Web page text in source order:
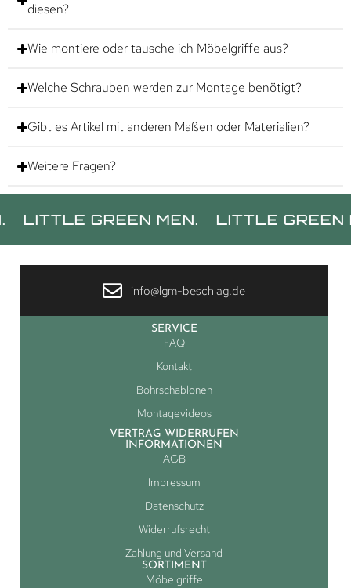
diesen?
Wie montiere oder tausche ich Möbelgriffe aus?
Welche Schrauben werden zur Montage benötigt?
Gibt es Artikel mit anderen Maßen oder Materialien?
Weitere Fragen?
GREEN MEN. LITTLE GREEN MEN.
info@lgm-beschlag.de
SERVICE
FAQ
Kontakt
Bohrschablonen
Montagevideos
VERTRAG WIDERRUFEN
INFORMATIONEN
AGB
Impressum
Datenschutz
Widerrufsrecht
Zahlung und Versand
SORTIMENT
Möbelgriffe